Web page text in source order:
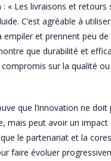
« Les livraisons et retours
C’est agréable à
empiler et prennent peu de
que durabilité et
sur la qualité
que l’innovation ne doit
mais peut avoir un impact
le partenariat et la
faire évoluer